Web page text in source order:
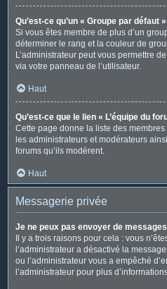
Qu’est-ce qu’un « Groupe par défaut
Si vous êtes membre de plus d’un
déterminer le rang et la couleur de
L’administrateur peut vous permettre
via votre panneau de l’utilisateur.
Haut
Qu’est-ce que le lien « L’équipe du
Cette page donne la liste des
les administrateurs et modérateurs
forums qu’ils modèrent.
Haut
Messagerie privée
Je ne peux pas envoyer de
Il y a trois raisons pour cela : vous
l’administrateur a désactivé la
ou l’administrateur vous a empêché
l’administrateur pour plus